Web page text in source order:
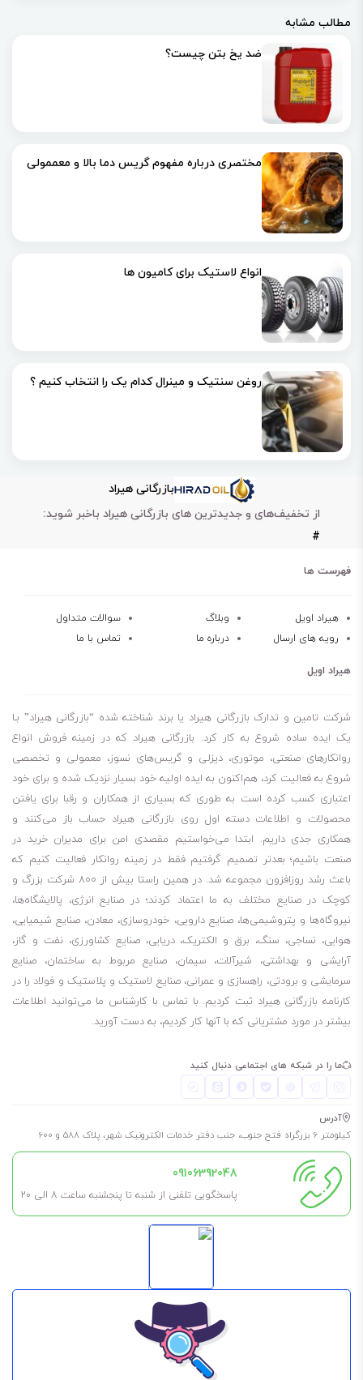
مطالب مشابه
ضد یخ بتن چیست؟
مختصری درباره مفهوم گریس دما بالا و معممولی
انواع لاستیک برای کامیون ها
روغن سنتیک و مینرال کدام یک را انتخاب کنیم ؟
بازرگانی هیراد
از تخفیف‌های و جدیدترین های بازرگانی هیراد باخبر شوید:
#
فهرست ها
هیراد اویل وبلاگ
سوالات متداول
رویه های ارسال
درباره ما تماس با ما
هیراد اویل
شرکت تامین و تدارک بازرگانی هیراد یا برند شناخته شده “بازرگانی هیراد” بـا
یک ایده ساده شروع به کار کرد. بازرگانی هیراد که در زمینه فروش انواع
روانکارهای صنعتی، موتوری، دیزلی و گریس‌های نسوز، معمولی و تخصصی
شروع به فعالیت کرد، هم‌اکنون به ایده اولیه خود بسیار نزدیک شده و برای خود
اعتباری کسب کرده است به طوری که بسیاری از همکاران و رقبا برای یافتن
محصولات و اطلاعات دسته اول روی بازرگانی هیراد حساب باز می‌کنند و
همکاری جدی داریم. ابتدا می‌خواستیم مقصدی امن برای مدیران خرید در
صنعت باشیم؛ بعدتر تصمیم گرفتیم فقط در زمینه روانکار فعالیت کنیم که
باعث رشد روزافزون مجموعه شد. در همین راستا بیش از 800 شرکت بزرگ و
کوچک در صنایع مختلف به ما اعتماد کردند؛ در صنایع انرژی، پالایشگاه‌ها،
نیروگاه‌ها و پتروشیمی‌ها، صنایع دارویی، خودروسازی، معادن، صنایع شیمیایی،
هوایی، نساجی، سنگ، برق و الکتریک، دریایی، صنایع کشاورزی، نفت و گاز،
آرایشی و بهداشتی، شیرآلات، سیمان، صنایع مربوط به ساختمان، صنایع
سرمایشی و برودتی، راهسازی و عمرانی، صنایع لاستیک و پلاستیک و فولاد را در
کارنامه بازرگانی هیراد ثبت کردیم. با تماس با کارشناس ما می‌توانید اطلاعات
بیشتر در مورد مشتریانی که با آنها کار کردیم، به دست آورید.
ما را در شبکه های اجتماعی دنبال کنید
آدرس
کیلومتر 6 بزرگراه فتح جنوب، جنب دفتر خدمات الکترونیک شهر، پلاک 588 و 600
09106392048
پاسخگویی تلفنی از شنبه تا پنجشنبه ساعت 8 الی ۲۰